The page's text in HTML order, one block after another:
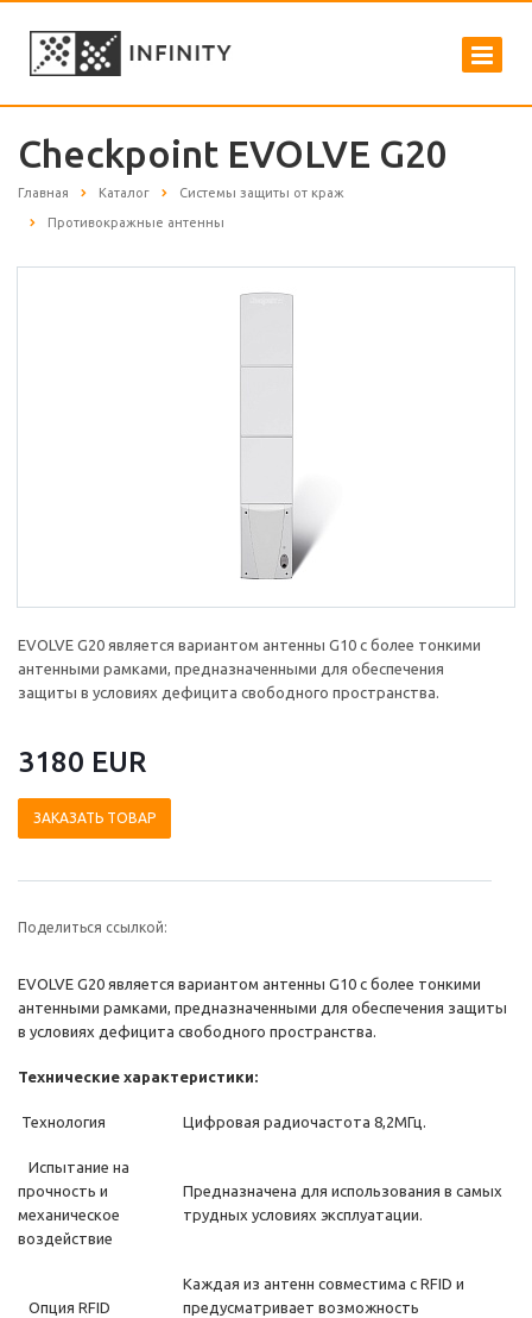
Checkpoint EVOLVE G20
Главная Каталог Системы защиты от краж
Противокражные антенны
EVOLVE G20 является вариантом антенны G10 с более тонкими
антенными рамками, предназначенными для обеспечения
защиты в условиях дефицита свободного пространства.
3180 EUR
ЗАКАЗАТЬ ТОВАР
Поделиться ссылкой:
EVOLVE G20 является вариантом антенны G10 с более тонкими
антенными рамками, предназначенными для обеспечения защиты
в условиях дефицита свободного пространства.
Технические характеристики:
Технология Цифровая радиочастота 8,2МГц.
Испытание на
прочность и
механическое
воздействие
Предназначена для использования в самых
трудных условиях эксплуатации.
Опция RFID
Каждая из антенн совместима с RFID и
предусматривает возможность